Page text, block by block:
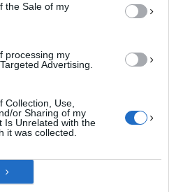
the Sale of my
processing my
Advertising.
Collection, Use,
or Sharing of my
Is Unrelated with the
it was collected.